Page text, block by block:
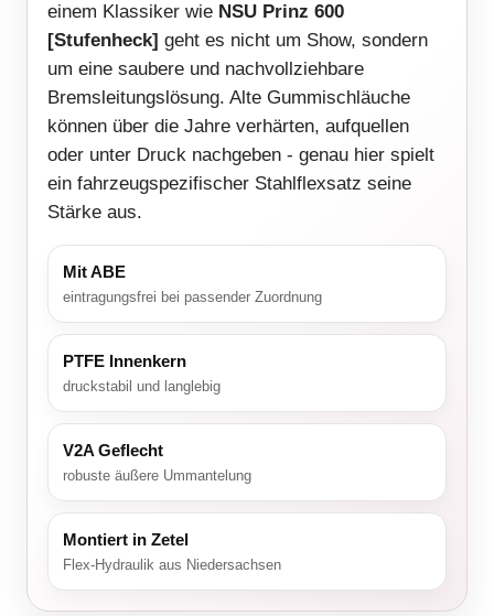
einem Klassiker wie NSU Prinz 600
[Stufenheck] geht es nicht um Show, sondern
um eine saubere und nachvollziehbare
Bremsleitungslösung. Alte Gummischläuche
können über die Jahre verhärten, aufquellen
oder unter Druck nachgeben - genau hier spielt
ein fahrzeugspezifischer Stahlflexsatz seine
Stärke aus.
Mit ABE
eintragungsfrei bei passender Zuordnung
PTFE Innenkern
druckstabil und langlebig
V2A Geflecht
robuste äußere Ummantelung
Montiert in Zetel
Flex-Hydraulik aus Niedersachsen